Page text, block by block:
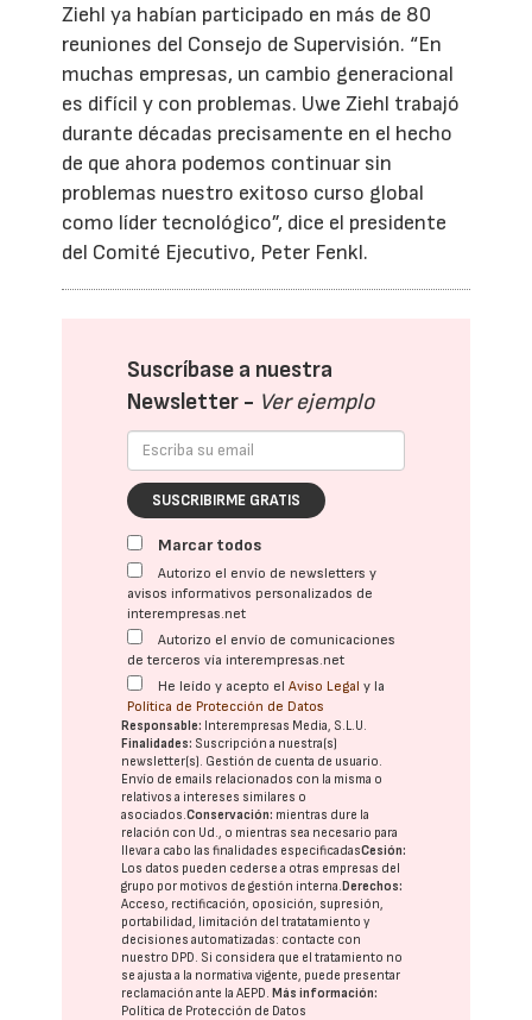
Ziehl ya habían participado en más de 80
reuniones del Consejo de Supervisión. “En
muchas empresas, un cambio generacional
es difícil y con problemas. Uwe Ziehl trabajó
durante décadas precisamente en el hecho
de que ahora podemos continuar sin
problemas nuestro exitoso curso global
como líder tecnológico”, dice el presidente
del Comité Ejecutivo, Peter Fenkl.
Suscríbase a nuestra
Newsletter - Ver ejemplo
SUSCRIBIRME GRATIS
Marcar todos
Autorizo el envío de newsletters y
avisos informativos personalizados de
interempresas.net
Autorizo el envío de comunicaciones
de terceros vía interempresas.net
He leído y acepto elAviso Legal y la
Política de Protección de Datos
Responsable: Interempresas Media, S.L.U.
Finalidades: Suscripción a nuestra(s)
newsletter(s). Gestión de cuenta de usuario.
Envío de emails relacionados con la misma o
relativos a intereses similares o
asociados.Conservación: mientras dure la
relación con Ud., o mientras sea necesario para
llevar a cabo las finalidades especificadasCesión:
Los datos pueden cederse a otras empresas del
grupo por motivos de gestión interna.Derechos:
Acceso, rectificación, oposición, supresión,
portabilidad, limitación del tratatamiento y
decisiones automatizadas: contacte con
nuestro DPD . Si considera que el tratamiento no
se ajusta a la normativa vigente, puede presentar
reclamación ante laAEPD .Más información:
Política de Protección de Datos